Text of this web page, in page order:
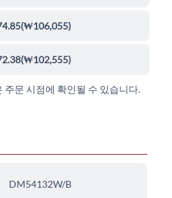
(₩106,055)
(₩102,555)
주문 시점에 확인될 수 있습니다.
DM54132W/B